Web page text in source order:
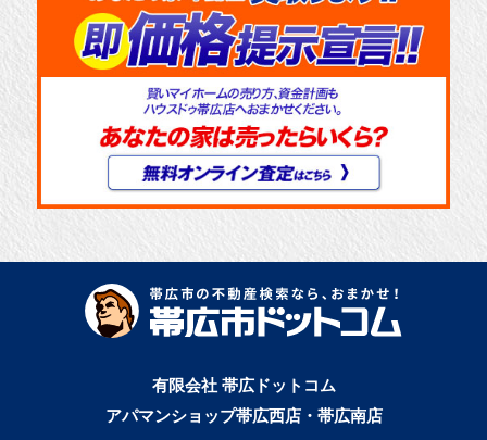
有限会社 帯広ドットコム
アパマンショップ帯広西店・帯広南店